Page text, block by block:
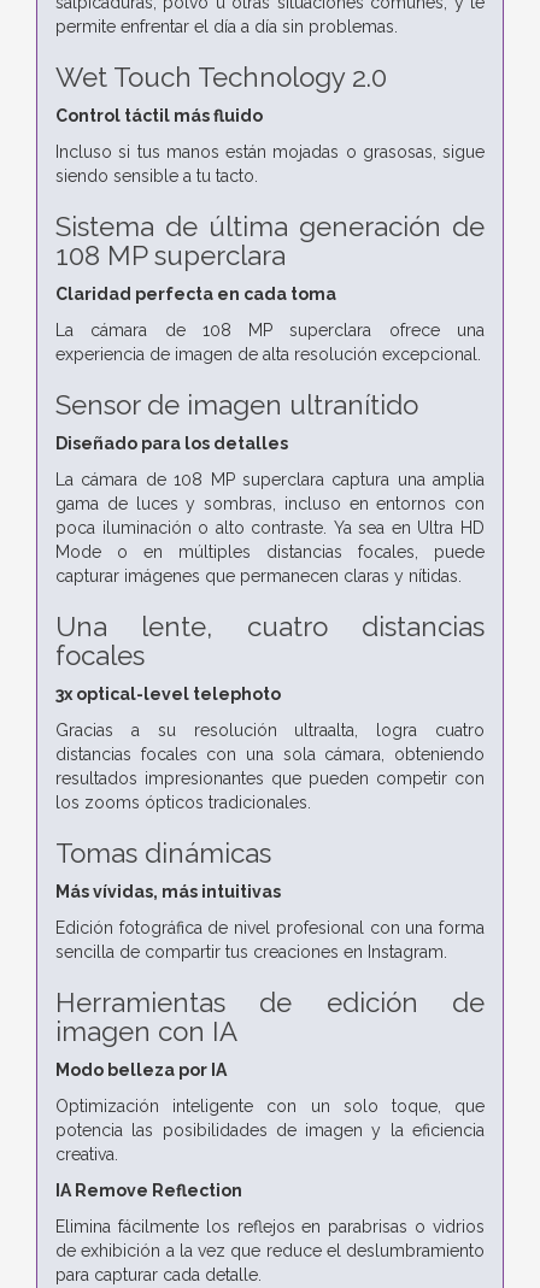
permite enfrentar el día a día sin problemas.
Wet Touch Technology 2.0
Control táctil más fluido
Incluso si tus manos están mojadas o grasosas, sigue
siendo sensible a tu tacto.
Sistema de última generación de
108 MP superclara
Claridad perfecta en cada toma
La cámara de 108 MP superclara ofrece una
experiencia de imagen de alta resolución excepcional.
Sensor de imagen ultranítido
Diseñado para los detalles
La cámara de 108 MP superclara captura una amplia
gama de luces y sombras, incluso en entornos con
poca iluminación o alto contraste. Ya sea en Ultra HD
Mode o en múltiples distancias focales, puede
capturar imágenes que permanecen claras y nítidas.
Una lente, cuatro distancias
focales
3x optical-level telephoto
Gracias a su resolución ultraalta, logra cuatro
distancias focales con una sola cámara, obteniendo
resultados impresionantes que pueden competir con
los zooms ópticos tradicionales.
Tomas dinámicas
Más vívidas, más intuitivas
Edición fotográfica de nivel profesional con una forma
sencilla de compartir tus creaciones en Instagram.
Herramientas de edición de
imagen con IA
Modo belleza por IA
Optimización inteligente con un solo toque, que
potencia las posibilidades de imagen y la eficiencia
creativa.
IA Remove Reflection
Elimina fácilmente los reflejos en parabrisas o vidrios
de exhibición a la vez que reduce el deslumbramiento
para capturar cada detalle.